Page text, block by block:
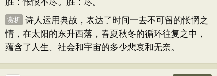
胜：怅恨不尽。胜：尽。
赏析 诗人运用典故，表达了时间一去不可留的怅惘之
情，在太阳的东升西落，春夏秋冬的循环往复之中，
蕴含了人生、社会和宇宙的多少悲哀和无奈。